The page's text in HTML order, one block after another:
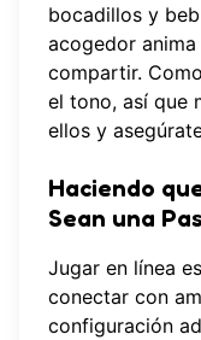
bocadillos y
acogedor
compartir.
el tono, así que
ellos y
Haciendo
Sean una
Jugar en línea
conectar con
configuración